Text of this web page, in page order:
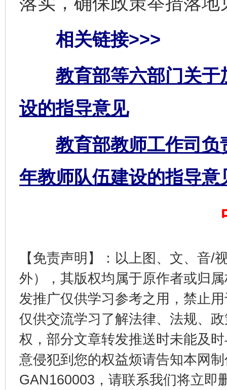
相关链接>>>
教育部等六部门关
设的指导意见
教育部教师工作司
年教师队伍建设的指导意
【免责声明】：以上图、文、音/
外），其版权均属于原作者或归
发推广仅供学习参考之用，禁止
仅供交流学习了解法律、法规、
权，部分文章转发推送时未能及
意侵犯到您的权益烦请告知本网
GAN160003，请联系我们将立即
完善运行机制助力责任有效落实 一纸欠
千年窑火 生生不息 一